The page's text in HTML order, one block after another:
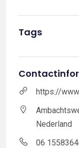
Tags
https://
Nederland
06